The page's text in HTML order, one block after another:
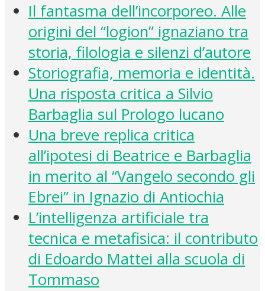
Il fantasma dell’incorporeo. Alle
origini del “logion” ignaziano tra
storia, filologia e silenzi d’autore
Storiografia, memoria e identità.
Una risposta critica a Silvio
Barbaglia sul Prologo lucano
Una breve replica critica
all’ipotesi di Beatrice e Barbaglia
in merito al “Vangelo secondo gli
Ebrei” in Ignazio di Antiochia
L’intelligenza artificiale tra
tecnica e metafisica: il contributo
di Edoardo Mattei alla scuola di
Tommaso